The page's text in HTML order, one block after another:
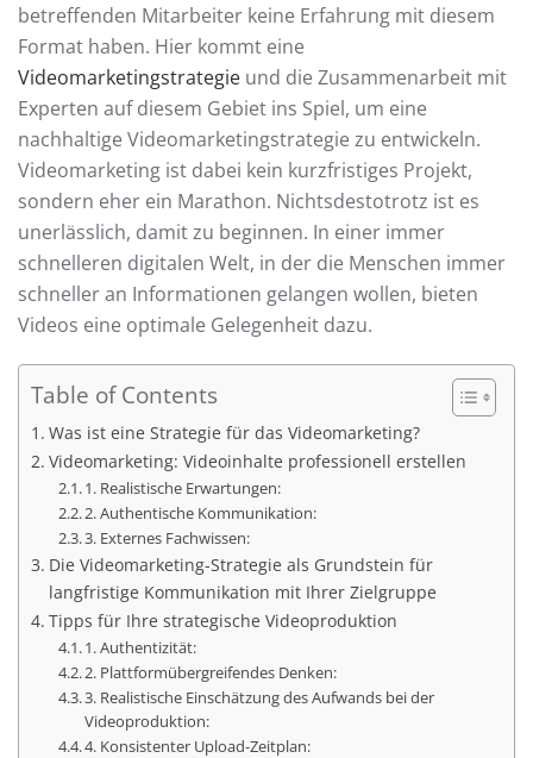
betreffenden Mitarbeiter keine Erfahrung mit diesem
Format haben. Hier kommt eine
Videomarketingstrategie und die Zusammenarbeit mit
Experten auf diesem Gebiet ins Spiel, um eine
nachhaltige Videomarketingstrategie zu entwickeln.
Videomarketing ist dabei kein kurzfristiges Projekt,
sondern eher ein Marathon. Nichtsdestotrotz ist es
unerlässlich, damit zu beginnen. In einer immer
schnelleren digitalen Welt, in der die Menschen immer
schneller an Informationen gelangen wollen, bieten
Videos eine optimale Gelegenheit dazu.
Table of Contents
Was ist eine Strategie für das Videomarketing?
Videomarketing: Videoinhalte professionell erstellen
1. Realistische Erwartungen:
2. Authentische Kommunikation:
3. Externes Fachwissen:
Die Videomarketing-Strategie als Grundstein für
langfristige Kommunikation mit Ihrer Zielgruppe
Tipps für Ihre strategische Videoproduktion
1. Authentizität:
2. Plattformübergreifendes Denken:
3. Realistische Einschätzung des Aufwands bei der
Videoproduktion:
4. Konsistenter Upload-Zeitplan: